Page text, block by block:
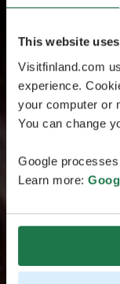
This website
Visitfinland.com
experience.
your computer or
You can change
Google
Learn more: